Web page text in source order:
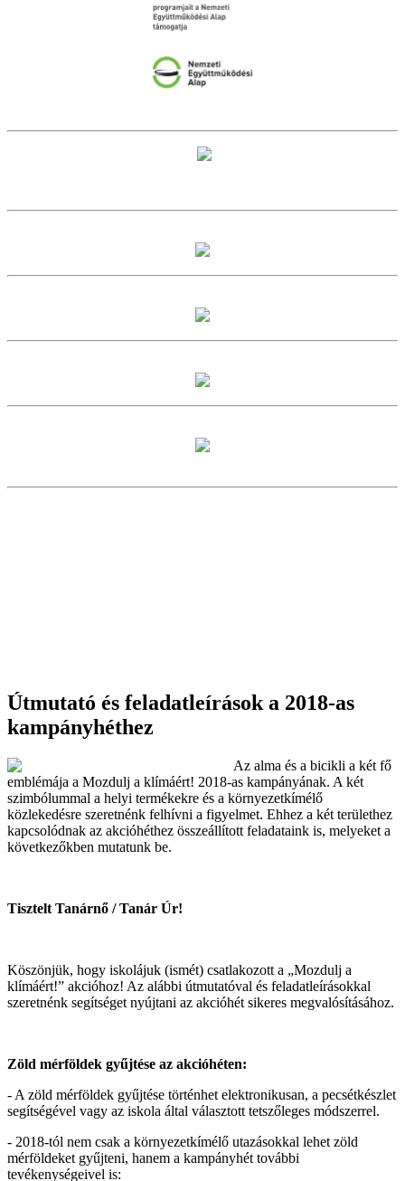
Útmutató és feladatleírások a 2018-as
kampányhéthez
Az alma és a bicikli a két fő
emblémája a Mozdulj a klímáért! 2018-as kampányának. A két
szimbólummal a helyi termékekre és a környezetkímélő
közlekedésre szeretnénk felhívni a figyelmet. Ehhez a két területhez
kapcsolódnak az akcióhéthez összeállított feladataink is, melyeket a
következőkben mutatunk be.
Tisztelt Tanárnő / Tanár Úr!
Köszönjük, hogy iskolájuk (ismét) csatlakozott a „Mozdulj a
klímáért!” akcióhoz! Az alábbi útmutatóval és feladatleírásokkal
szeretnénk segítséget nyújtani az akcióhét sikeres megvalósításához.
Zöld mérföldek gyűjtése az akcióhéten:
- A zöld mérföldek gyűjtése történhet elektronikusan, a pecsétkészlet
segítségével vagy az iskola által választott tetszőleges módszerrel.
- 2018-tól nem csak a környezetkímélő utazásokkal lehet zöld
mérföldeket gyűjteni, hanem a kampányhét további
tevékenységeivel is: